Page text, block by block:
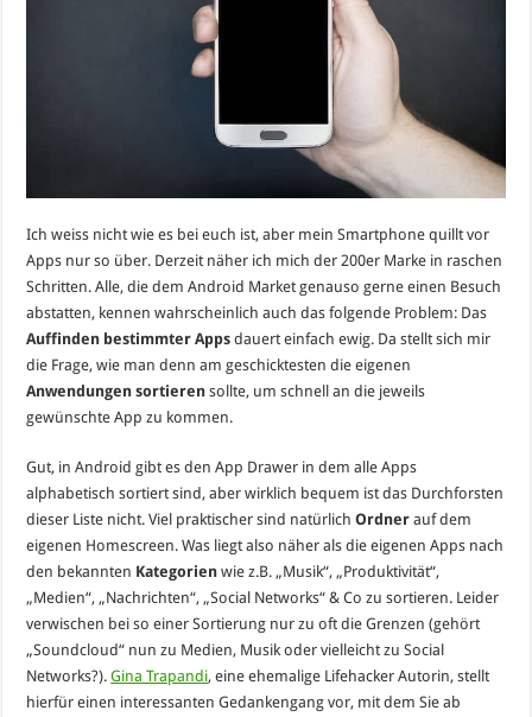
Ich weiss nicht wie es bei euch ist, aber mein Smartphone quillt vor
Apps nur so über. Derzeit näher ich mich der 200er Marke in raschen
Schritten. Alle, die dem Android Market genauso gerne einen Besuch
abstatten, kennen wahrscheinlich auch das folgende Problem: Das
Auffinden bestimmter Apps dauert einfach ewig. Da stellt sich mir
die Frage, wie man denn am geschicktesten die eigenen
Anwendungen sortieren sollte, um schnell an die jeweils
gewünschte App zu kommen.
Gut, in Android gibt es den App Drawer in dem alle Apps
alphabetisch sortiert sind, aber wirklich bequem ist das Durchforsten
dieser Liste nicht. Viel praktischer sind natürlichOrdner auf dem
eigenen Homescreen. Was liegt also näher als die eigenen Apps nach
den bekannten Kategorien wie z.B. „Musik“, „Produktivität“,
„Medien“, „Nachrichten“, „Social Networks“ & Co zu sortieren. Leider
verwischen bei so einer Sortierung nur zu oft die Grenzen (gehört
„Soundcloud“ nun zu Medien, Musik oder vielleicht zu Social
Networks?).Gina Trapandi, eine ehemalige Lifehacker Autorin, stellt
hierfür einen interessanten Gedankengang vor, mit dem Sie ab